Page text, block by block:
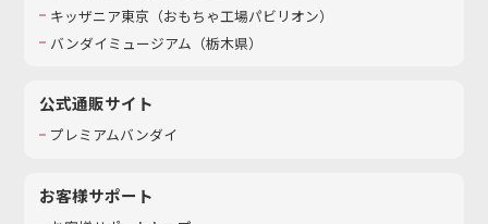
キッザニア東京（おもちゃ工場パビリオン）​
バンダイミュージアム（栃木県）
公式通販サイト
プレミアムバンダイ
お客様サポート